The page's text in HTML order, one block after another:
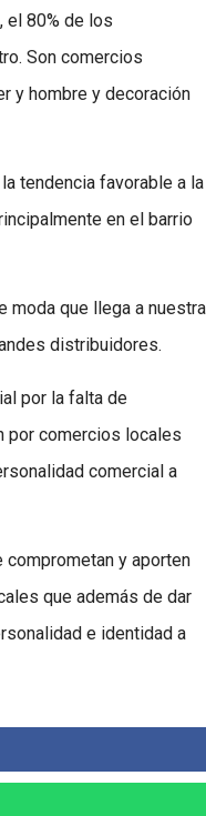
el 80% de los
Son comercios
y hombre y decoración
tendencia favorable a la
en el barrio
moda que llega a nuestra
distribuidores.
por la falta de
por comercios locales
comercial a
y aporten
que además de dar
e identidad a